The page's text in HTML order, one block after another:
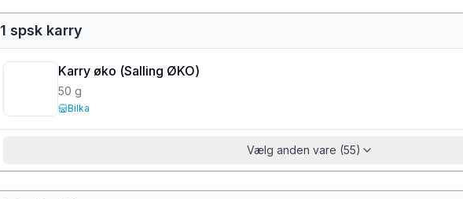
1 spsk karry
Karry øko (Salling ØKO)
50 g
Bilka
Vælg anden vare (55)